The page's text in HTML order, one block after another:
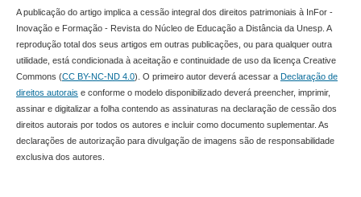
A publicação do artigo implica a cessão integral dos direitos patrimoniais à InFor -
Inovação e Formação - Revista do Núcleo de Educação a Distância da Unesp. A
reprodução total dos seus artigos em outras publicações, ou para qualquer outra
utilidade, está condicionada à aceitação e continuidade de uso da licença Creative
Commons (CC BY-NC-ND 4.0). O primeiro autor deverá acessar a Declaração de
direitos autorais e conforme o modelo disponibilizado deverá preencher, imprimir,
assinar e digitalizar a folha contendo as assinaturas na declaração de cessão dos
direitos autorais por todos os autores e incluir como documento suplementar. As
declarações de autorização para divulgação de imagens são de responsabilidade
exclusiva dos autores.